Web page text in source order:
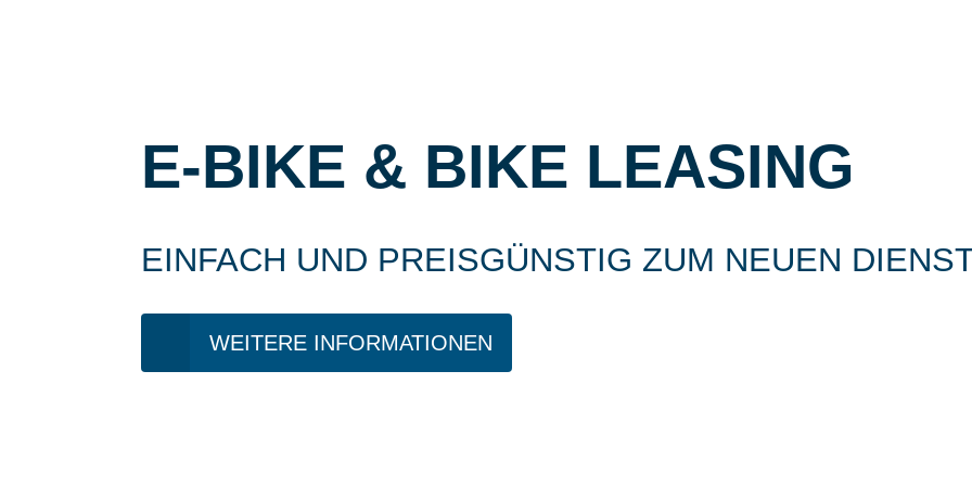
E-BIKE & BIKE LEASING
EINFACH UND PREISGÜNSTIG ZUM NEUEN
WEITERE INFORMATIONEN